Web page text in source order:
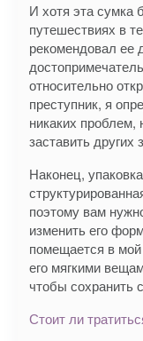
И хотя эта
путешествиях в
рекомендовал ее
относительно
преступник, я
никаких проблем,
заставить других
Наконец,
поэтому вам
изменить его
помещается в
его мягкими
чтобы сохранить
Стоит ли